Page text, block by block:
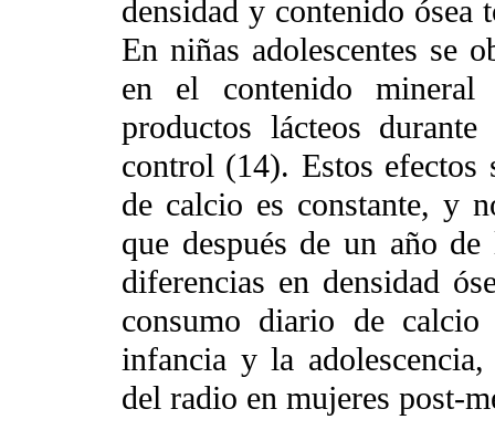
densidad y contenido
En niñas adolescentes se
en el contenido mineral
productos lácteos
control (14). Estos efectos
de calcio es constante, y
que después de un año
diferencias en densidad
consumo diario de
infancia y la
del radio en mujeres post-